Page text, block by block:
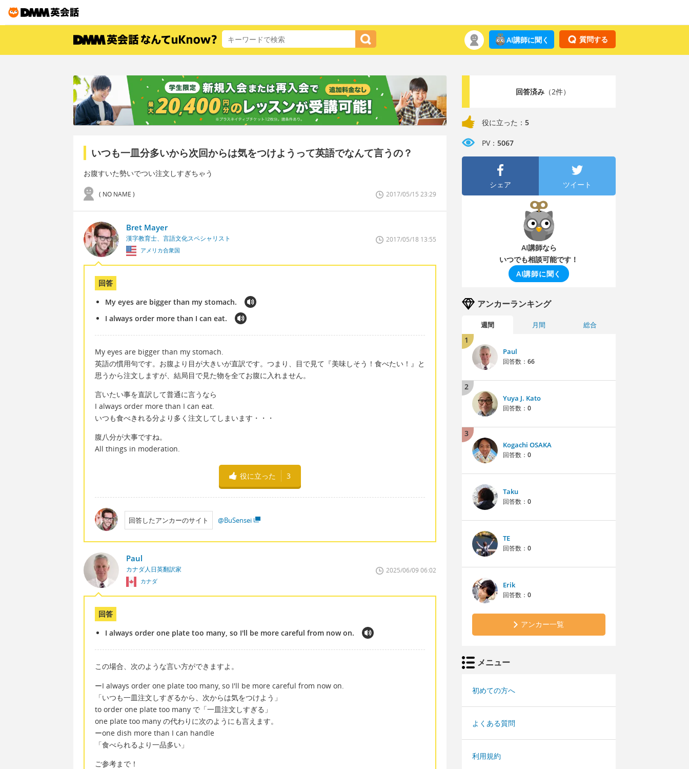
質問する
AI講師に聞く
いつも一皿分多いから次回からは気をつけようって英語でなんて言うの？
お腹すいた勢いでつい注文しすぎちゃう
( NO NAME ) 2017/05/15 23:29
Bret Mayer
漢字教育士、言語文化スペシャリスト
アメリカ合衆国
2017/05/18 13:55
回答
My eyes are bigger than my stomach.
I always order more than I can eat.
My eyes are bigger than my stomach.
英語の慣用句です。お腹より目が大きいが直訳です。つまり、目で見て『美味しそう！食べたい！』と
思うから注文しますが、結局目で見た物を全てお腹に入れません。
言いたい事を直訳して普通に言うなら
I always order more than I can eat.
いつも食べきれる分より多く注文してしまいます・・・
腹八分が大事ですね。
All things in moderation.
役に立った 3
回答したアンカーのサイト @BuSensei
Paul
カナダ人日英翻訳家
カナダ
2025/06/09 06:02
回答
I always order one plate too many, so I'll be more careful from now on.
この場合、次のような言い方ができますよ。
ーI always order one plate too many, so I'll be more careful from now on.
「いつも一皿注文しすぎるから、次からは気をつけよう」
to order one plate too many で「一皿注文しすぎる」
one plate too many の代わりに次のようにも言えます。
ーone dish more than I can handle
「食べられるより一品多い」
ご参考まで！
回答済み（2件）
役に立った： 5
PV： 5067
シェア ツイート
AI講師なら
いつでも相談可能です！
AI講師に聞く
アンカーランキング
週間 月間 総合
1
Paul
回答数： 66
2
Yuya J. Kato
回答数： 0
3
Kogachi OSAKA
回答数： 0
Taku
回答数： 0
TE
回答数： 0
Erik
回答数： 0
アンカー一覧
メニュー
初めての方へ
よくある質問
利用規約